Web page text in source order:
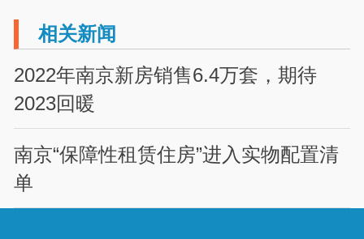
相关新闻
2022年南京新房销售6.4万套，期待
2023回暖
南京“保障性租赁住房”进入实物配置清
单